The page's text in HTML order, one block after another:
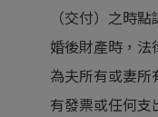
（交付）之時
婚後財產時，
為夫所有或妻所
有發票或任何